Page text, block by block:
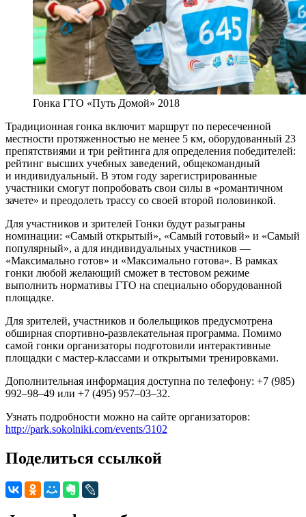
Гонка ГТО «Путь Домой» 2018
Традиционная гонка включит маршрут по пересеченной
местности протяженностью не менее 5 км, оборудованный 23
препятствиями и три рейтинга для определения победителей:
рейтинг высших учебных заведений, общекомандный
и индивидуальный. В этом году зарегистрированные
участники смогут попробовать свои силы в «романтичном
зачете» и преодолеть трассу со своей второй половинкой.
Для участников и зрителей Гонки будут разыграны
номинации: «Самый открытый», «Самый готовый» и «Самый
популярный», а для индивидуальных участников —
«Максимально готов» и «Максимально готова». В рамках
гонки любой желающий сможет в тестовом режиме
выполнить нормативы ГТО на специально оборудованной
площадке.
Для зрителей, участников и болельщиков предусмотрена
обширная спортивно-развлекательная программа. Помимо
самой гонки организаторы подготовили интерактивные
площадки с мастер-классами и открытыми тренировками.
Дополнительная информация доступна по телефону: +7 (985)
992–98–49 или +7 (495) 957–03–32.
Узнать подробности можно на сайте организаторов:
http://park.sokolniki.com/events/3102
Поделиться ссылкой